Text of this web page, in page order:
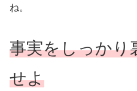
ね。
事実をしっかり
せよ